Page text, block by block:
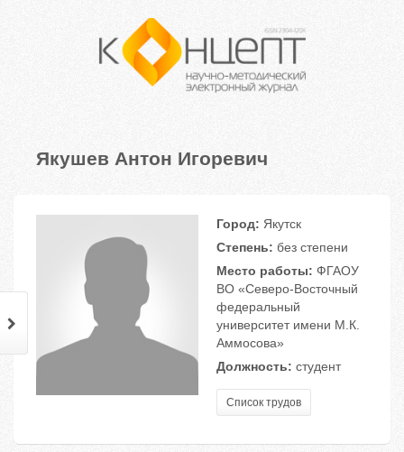
Якушев Антон Игоревич
Город: Якутск
Степень: без степени
Место работы: ФГАОУ
ВО «Северо-Восточный
федеральный
университет имени М.К.
Аммосова»
Должность: студент
Список трудов